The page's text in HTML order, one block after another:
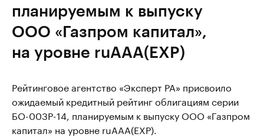
планируемым к выпуску
ООО «Газпром капитал»,
на уровне ruAAA(EXP)
Рейтинговое агентство «Эксперт РА» присвоило
ожидаемый кредитный рейтинг облигациям серии
БО-003Р-14, планируемым к выпуску ООО «Газпром
капитал» на уровне ruAAA(EXP).